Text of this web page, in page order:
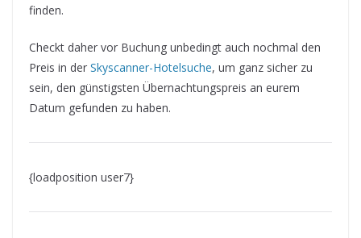
finden.
Checkt daher vor Buchung unbedingt auch nochmal den
Preis in der Skyscanner-Hotelsuche, um ganz sicher zu
sein, den günstigsten Übernachtungspreis an eurem
Datum gefunden zu haben.
{loadposition user7}